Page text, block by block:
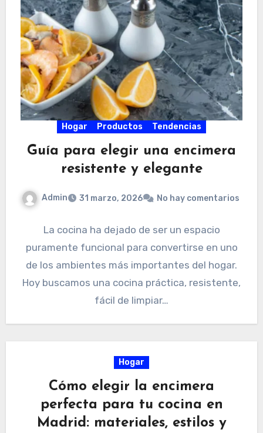
Hogar Productos Tendencias
Guía para elegir una encimera
resistente y elegante
Admin 31 marzo, 2026 No hay comentarios
La cocina ha dejado de ser un espacio
puramente funcional para convertirse en uno
de los ambientes más importantes del hogar.
Hoy buscamos una cocina práctica, resistente,
fácil de limpiar…
Hogar
Cómo elegir la encimera
perfecta para tu cocina en
Madrid: materiales, estilos y